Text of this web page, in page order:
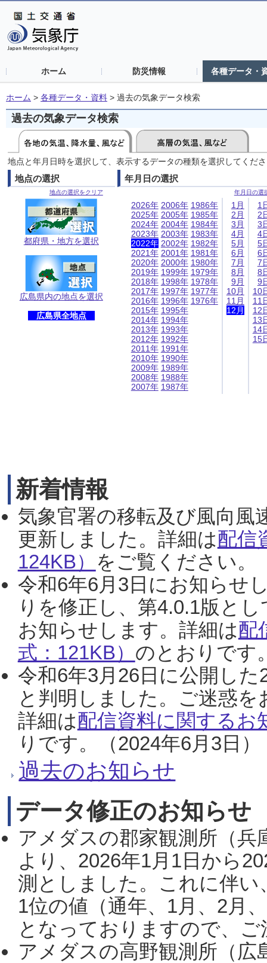
ホーム 防災情報 各種データ・
ホーム > 各種データ・資料 > 過去の気象データ検索
過去の気象データ検索
地点と年月日時を選択して、表示するデータの種類を選択してくだ
地点の選択
地点の選択をクリア
都府県・地方を選択
広島県内の地点を選択
広島県全地点
年月日の選択
年月日の選
2026年
2025年
2024年
2023年
2022年
2021年
2020年
2019年
2018年
2017年
2016年
2015年
2014年
2013年
2012年
2011年
2010年
2009年
2008年
2007年
2006年
2005年
2004年
2003年
2002年
2001年
2000年
1999年
1998年
1997年
1996年
1995年
1994年
1993年
1992年
1991年
1990年
1989年
1988年
1987年
1986年
1985年
1984年
1983年
1982年
1981年
1980年
1979年
1978年
1977年
1976年
1月
2月
3月
4月
5月
6月
7月
8月
9月
10月
11月
12月
1
2
3
4
5
6
7
8
9
10
11
12
13
14
15
新着情報
気象官署の移転及び風向風
更新しました。詳細は配信
124KB） をご覧ください。
令和6年6月3日にお知らせ
りを修正し、第4.0.1版と
お知らせします。詳細は配
式：121KB） のとおりです
令和6年3月26日に公開し
と判明しました。ご迷惑
詳細は配信資料に関するお
りです。（2024年6月3日）
過去のお知らせ
データ修正のお知らせ
アメダスの郡家観測所（
より、2026年1月1日から
測としました。これに伴い
1位の値（通年、1月、2月
となっておりますので、
アメダスの高野観測所（